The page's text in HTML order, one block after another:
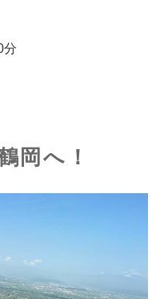
分
岡へ！